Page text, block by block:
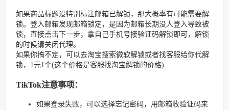
如果商品标题没特别标注邮箱已解锁，那大概率有可能需要解
锁。登入邮箱发现邮箱锁定，是因为邮箱长期没人登入导致被
锁，直接点击下一步，拿自己手机号接验证码解锁即可，解锁
的时候请关闭代理。
如果你搞不定，可以去淘宝搜索微软解锁或者找客服给你代解
锁，1元1个(这个价格是客服找淘宝解锁的价格)
TikTok注意事项：
如果登录失败，可以选择忘记密码，用邮箱收验证码来